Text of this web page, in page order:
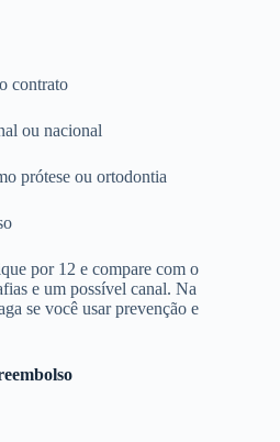
contrato
ou nacional
prótese ou ortodontia
por 12 e compare com o
e um possível canal. Na
se você usar prevenção e